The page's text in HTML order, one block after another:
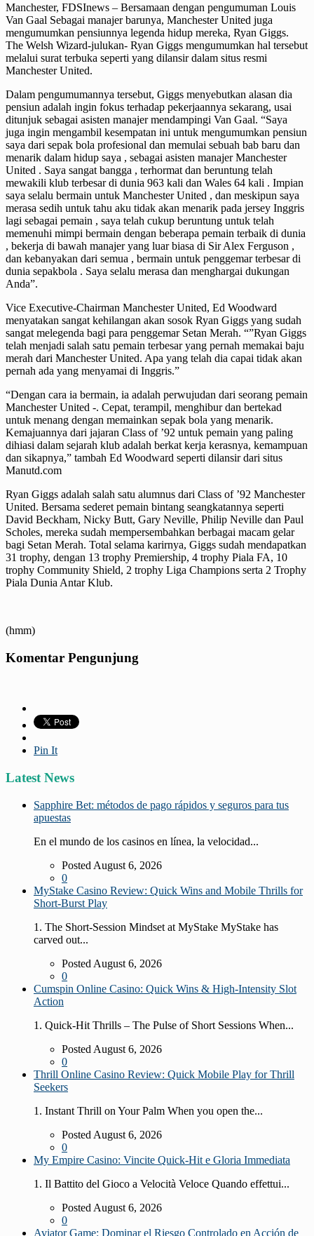
Manchester, FDSInews – Bersamaan dengan pengumuman Louis
Van Gaal Sebagai manajer barunya, Manchester United juga
mengumumkan pensiunnya legenda hidup mereka, Ryan Giggs.
The Welsh Wizard-julukan- Ryan Giggs mengumumkan hal tersebut
melalui surat terbuka seperti yang dilansir dalam situs resmi
Manchester United.
Dalam pengumumannya tersebut, Giggs menyebutkan alasan dia
pensiun adalah ingin fokus terhadap pekerjaannya sekarang, usai
ditunjuk sebagai asisten manajer mendampingi Van Gaal. “Saya
juga ingin mengambil kesempatan ini untuk mengumumkan pensiun
saya dari sepak bola profesional dan memulai sebuah bab baru dan
menarik dalam hidup saya , sebagai asisten manajer Manchester
United . Saya sangat bangga , terhormat dan beruntung telah
mewakili klub terbesar di dunia 963 kali dan Wales 64 kali . Impian
saya selalu bermain untuk Manchester United , dan meskipun saya
merasa sedih untuk tahu aku tidak akan menarik pada jersey Inggris
lagi sebagai pemain , saya telah cukup beruntung untuk telah
memenuhi mimpi bermain dengan beberapa pemain terbaik di dunia
, bekerja di bawah manajer yang luar biasa di Sir Alex Ferguson ,
dan kebanyakan dari semua , bermain untuk penggemar terbesar di
dunia sepakbola . Saya selalu merasa dan menghargai dukungan
Anda”.
Vice Executive-Chairman Manchester United, Ed Woodward
menyatakan sangat kehilangan akan sosok Ryan Giggs yang sudah
sangat melegenda bagi para penggemar Setan Merah. “”Ryan Giggs
telah menjadi salah satu pemain terbesar yang pernah memakai baju
merah dari Manchester United. Apa yang telah dia capai tidak akan
pernah ada yang menyamai di Inggris.”
“Dengan cara ia bermain, ia adalah perwujudan dari seorang pemain
Manchester United -. Cepat, terampil, menghibur dan bertekad
untuk menang dengan memainkan sepak bola yang menarik.
Kemajuannya dari jajaran Class of ’92 untuk pemain yang paling
dihiasi dalam sejarah klub adalah berkat kerja kerasnya, kemampuan
dan sikapnya,” tambah Ed Woodward seperti dilansir dari situs
Manutd.com
Ryan Giggs adalah salah satu alumnus dari Class of ’92 Manchester
United. Bersama sederet pemain bintang seangkatannya seperti
David Beckham, Nicky Butt, Gary Neville, Philip Neville dan Paul
Scholes, mereka sudah mempersembahkan berbagai macam gelar
bagi Setan Merah. Total selama karirnya, Giggs sudah mendapatkan
31 trophy, dengan 13 trophy Premiership, 4 trophy Piala FA, 10
trophy Community Shield, 2 trophy Liga Champions serta 2 Trophy
Piala Dunia Antar Klub.
(hmm)
Komentar Pengunjung
Pin It
Latest News
Sapphire Bet: métodos de pago rápidos y seguros para tus
apuestas
En el mundo de los casinos en línea, la velocidad...
Posted August 6, 2026
0
MyStake Casino Review: Quick Wins and Mobile Thrills for
Short‑Burst Play
1. The Short‑Session Mindset at MyStake MyStake has
carved out...
Posted August 6, 2026
0
Cumspin Online Casino: Quick Wins & High‑Intensity Slot
Action
1. Quick‑Hit Thrills – The Pulse of Short Sessions When...
Posted August 6, 2026
0
Thrill Online Casino Review: Quick Mobile Play for Thrill
Seekers
1. Instant Thrill on Your Palm When you open the...
Posted August 6, 2026
0
My Empire Casino: Vincite Quick‑Hit e Gloria Immediata
1. Il Battito del Gioco a Velocità Veloce Quando effettui...
Posted August 6, 2026
0
Aviator Game: Dominar el Riesgo Controlado en Acción de